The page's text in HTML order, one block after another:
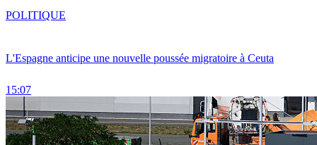
L'Espagne anticipe une nouvelle poussée migratoire à Ceuta
15:07
POLITIQUE